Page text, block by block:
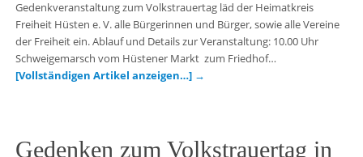
Gedenkveranstaltung zum Volkstrauertag läd der Heimatkreis
Freiheit Hüsten e. V. alle Bürgerinnen und Bürger, sowie alle Vereine
der Freiheit ein. Ablauf und Details zur Veranstaltung: 10.00 Uhr
Schweigemarsch vom Hüstener Markt zum Friedhof…
[Vollständigen Artikel anzeigen…] →
Gedenken zum Volkstrauertag in